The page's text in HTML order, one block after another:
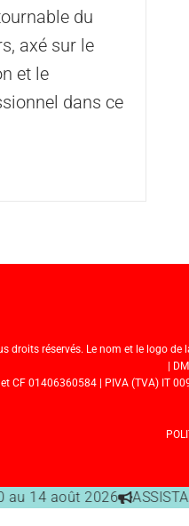
du
axé sur le
et le
dans ce
droits réservés. Le nom et le logo
|
CF 01406360584 | PIVA (TVA) IT
au 14 août 2026